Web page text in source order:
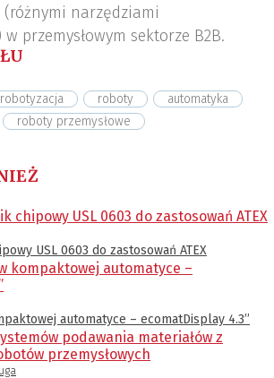
narzędziami
przemysłowym sektorze B2B.
robotyzacja roboty
automatyka
roboty przemysłowe
USL 0603 do zastosowań ATEX
automatyce – ecomatDisplay 4.3’’